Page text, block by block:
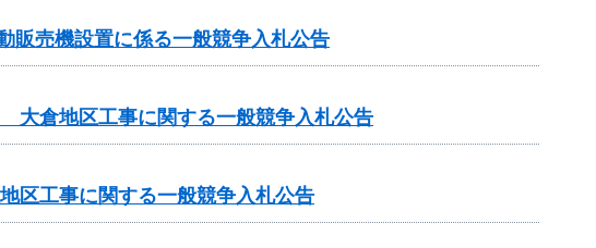
販売機設置に係る一般競争入札公告
倉地区工事に関する一般競争入札公告
区工事に関する一般競争入札公告